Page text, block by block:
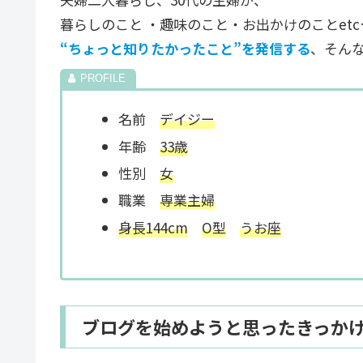
暮らしのこと ・趣味のこと・お出かけのこと
“ちょっと知りたかったこと”を発信する、そん
名前 デイジー
年齢 33歳
性別 女
職業 専業主婦
身長144cm
O型 うお座
ブログを始めようと思ったきっか